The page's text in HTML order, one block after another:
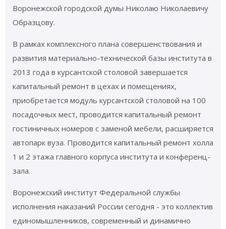
Воронежской городской думы Николаю Николаевичу
Образцову.
В рамках комплексного плана совершенствования и
развития материально-технической базы института в
2013 года в курсантской столовой завершается
капитальный ремонт в цехах и помещениях,
приобретается модуль курсантской столовой на 100
посадочных мест, проводится капитальный ремонт
гостиничных номеров с заменой мебели, расширяется
автопарк вуза. Проводится капитальный ремонт холла
1 и 2 этажа главного корпуса института и конференц-
зала.
Воронежский институт Федеральной службы
исполнения наказаний России сегодня - это коллектив
единомышленников, современный и динамично